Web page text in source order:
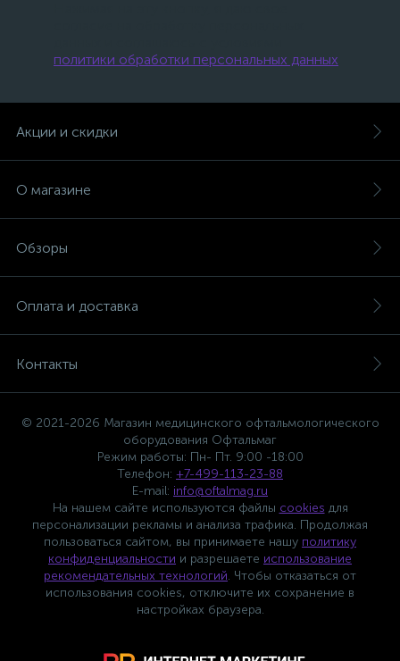
политики обработки персональных данных
Акции и скидки
О магазине
Обзоры
Оплата и доставка
Контакты
© 2021-2026 Магазин медицинского офтальмологического
оборудования Офтальмаг
Режим работы: Пн- Пт. 9:00 -18:00
Телефон: +7-499-113-23-88
E-mail: info@oftalmag.ru
На нашем сайте используются файлы cookies для
персонализации рекламы и анализа трафика. Продолжая
пользоваться сайтом, вы принимаете нашу политику
конфиденциальности и разрешаете использование
рекомендательных технологий. Чтобы отказаться от
использования cookies, отключите их сохранение в
настройках браузера.